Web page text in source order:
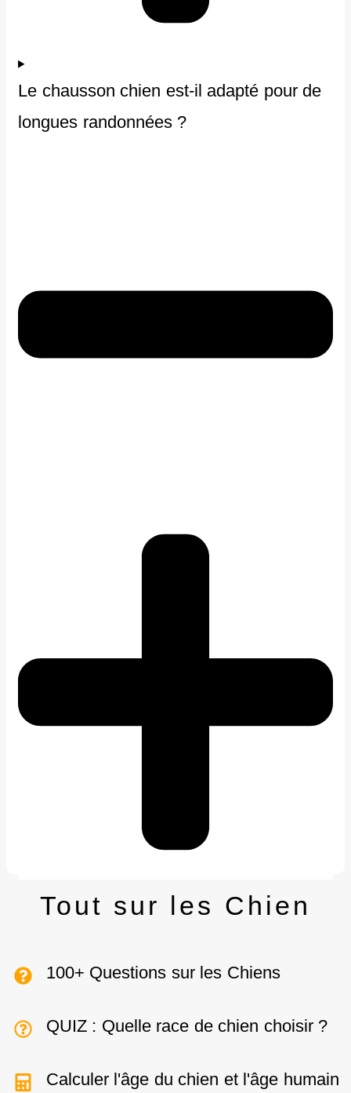
Le chausson chien est-il adapté pour de
longues randonnées ?
Tout sur les Chien
100+ Questions sur les Chiens
QUIZ : Quelle race de chien choisir ?
Calculer l'âge du chien et l'âge humain